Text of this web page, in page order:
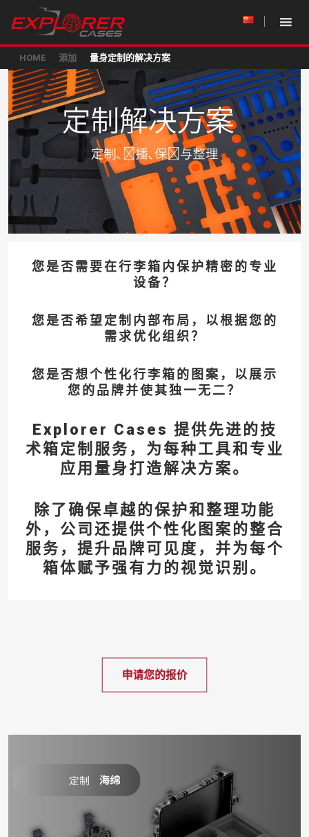
HOME 添加 量身定制的解决方案
您是否需要在行李箱内保护精密的专业
设备？
您是否希望定制内部布局，以根据您的
需求优化组织？
您是否想个性化行李箱的图案，以展示
您的品牌并使其独一无二？
Explorer Cases 提供先进的技
术箱定制服务，为每种工具和专业
应用量身打造解决方案。
除了确保卓越的保护和整理功能
外，公司还提供个性化图案的整合
服务，提升品牌可见度，并为每个
箱体赋予强有力的视觉识别。
申请您的报价